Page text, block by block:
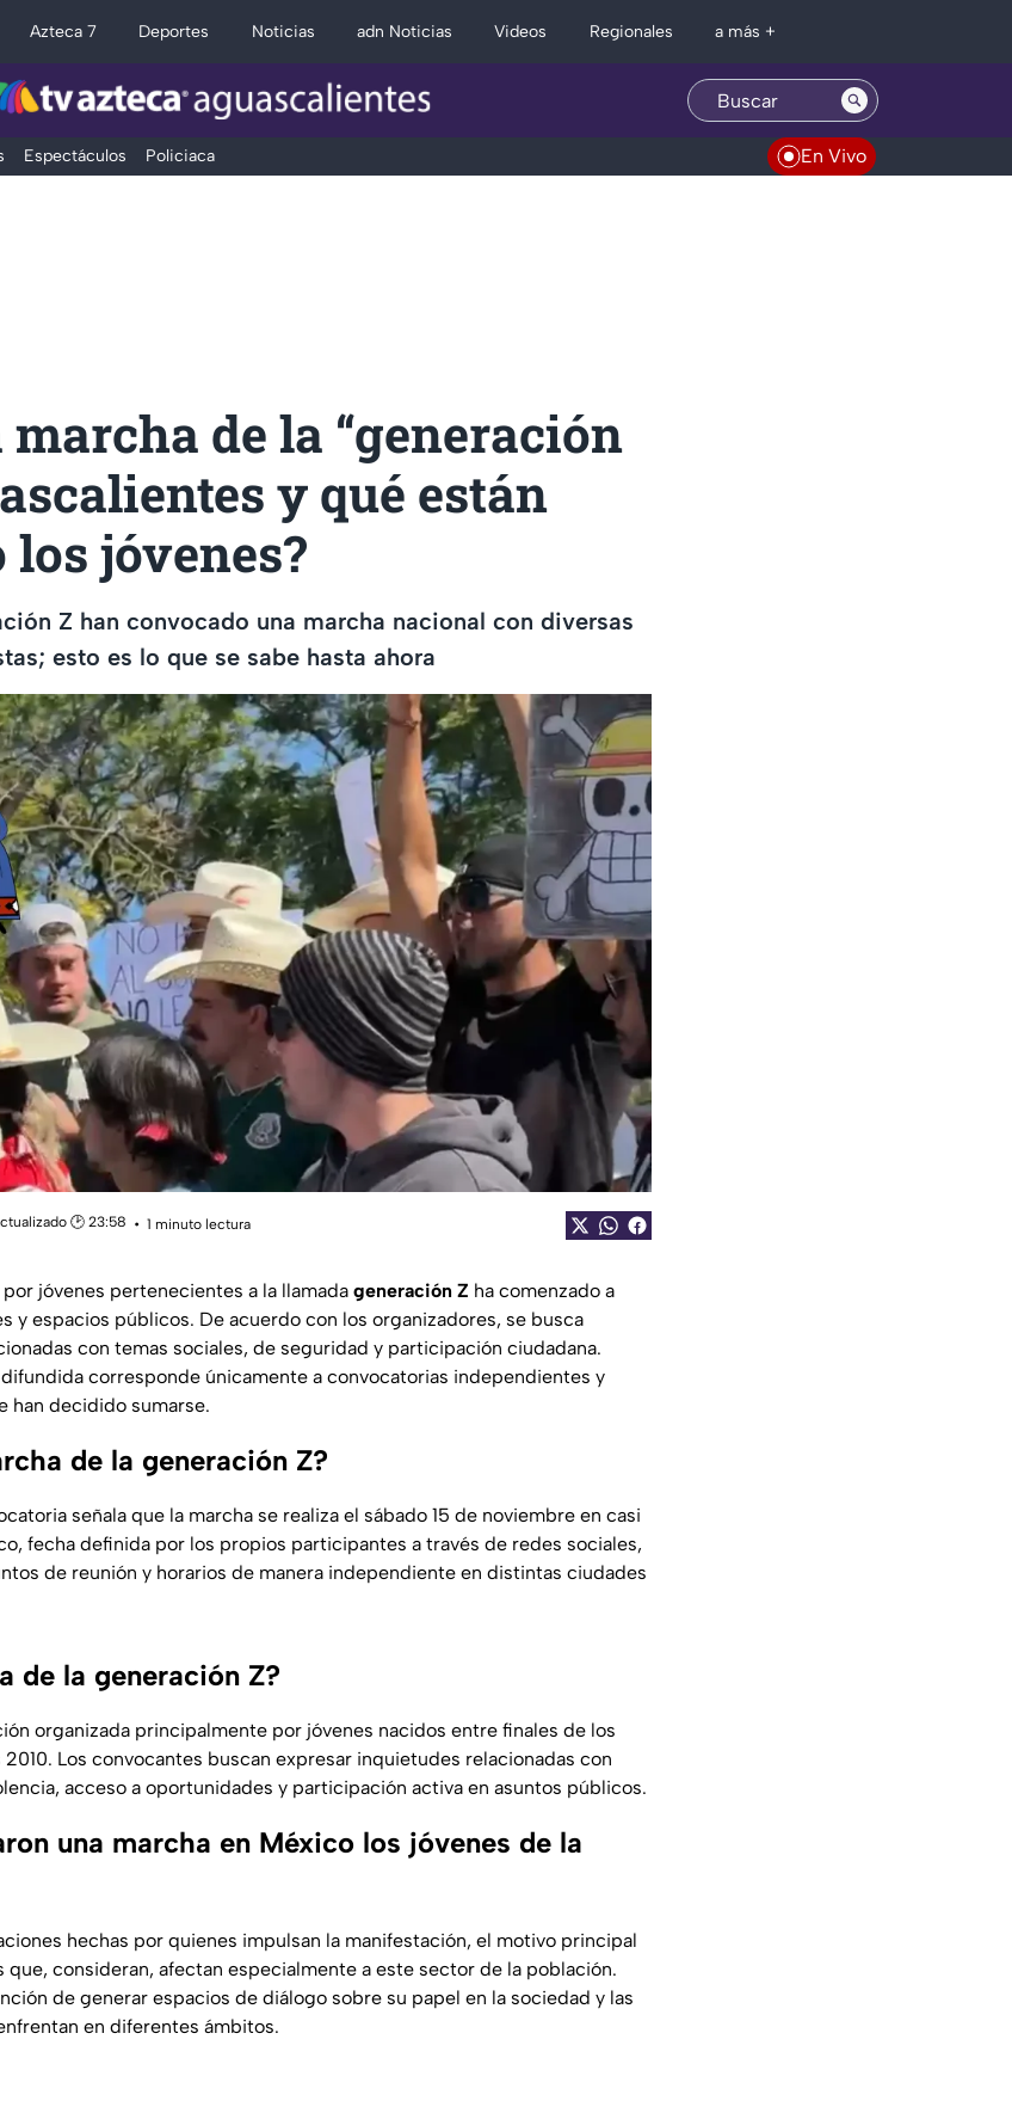
Azteca 7 Deportes Noticias adn Noticias Videos Regionales a más +
Espectáculos Policiaca En Vivo
marcha de la “generación
y qué están
jóvenes?
Z han convocado una marcha nacional con diversas
esto es lo que se sabe hasta ahora
🕑 23:58
1 minuto lectura
jóvenes pertenecientes a la llamada generación Z ha comenzado a
y espacios públicos. De acuerdo con los organizadores, se busca
con temas sociales, de seguridad y participación ciudadana.
corresponde únicamente a convocatorias independientes y
han decidido sumarse.
de la generación Z?
señala que la marcha se realiza el sábado 15 de noviembre en casi
fecha definida por los propios participantes a través de redes sociales,
de reunión y horarios de manera independiente en distintas ciudades
de la generación Z?
organizada principalmente por jóvenes nacidos entre finales de los
Los convocantes buscan expresar inquietudes relacionadas con
acceso a oportunidades y participación activa en asuntos públicos.
una marcha en México los jóvenes de la
hechas por quienes impulsan la manifestación, el motivo principal
consideran, afectan especialmente a este sector de la población.
de generar espacios de diálogo sobre su papel en la sociedad y las
en diferentes ámbitos.